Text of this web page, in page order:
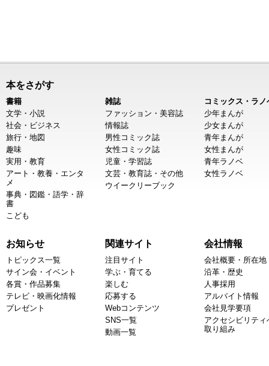
本をさがす
書籍
文学・小説
社会・ビジネス
旅行・地図
趣味
実用・教育
アート・教養・エンタ
メ
事典・図鑑・語学・辞
書
こども
雑誌
ファッション・美容誌
情報誌
男性コミック誌
女性コミック誌
児童・学習誌
文芸・教育誌・その他
ウイークリーブック
コミックス・ラノ
少年まんが
少女まんが
青年まんが
女性まんが
青年ラノベ
女性ラノベ
お知らせ
トピックス一覧
サイン会・イベント
各賞・作品募集
テレビ・映画化情報
プレゼント
関連サイト
注目サイト
学ぶ・育てる
楽しむ
応募する
Webコンテンツ
SNS一覧
動画一覧
会社情報
会社概要・所在地
沿革・歴史
人事採用
アルバイト情報
会社見学要項
アクセシビリティ
取り組み